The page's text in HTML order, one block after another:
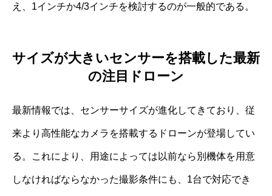
え、1インチか4/3インチを検討するのが一般的である。
サイズが大きいセンサーを搭載した最新
の注目ドローン
最新情報では、センサーサイズが進化してきており、従
来より高性能なカメラを搭載するドローンが登場してい
る。これにより、用途によっては以前なら別機体を用意
しなければならなかった撮影条件にも、1台で対応でき